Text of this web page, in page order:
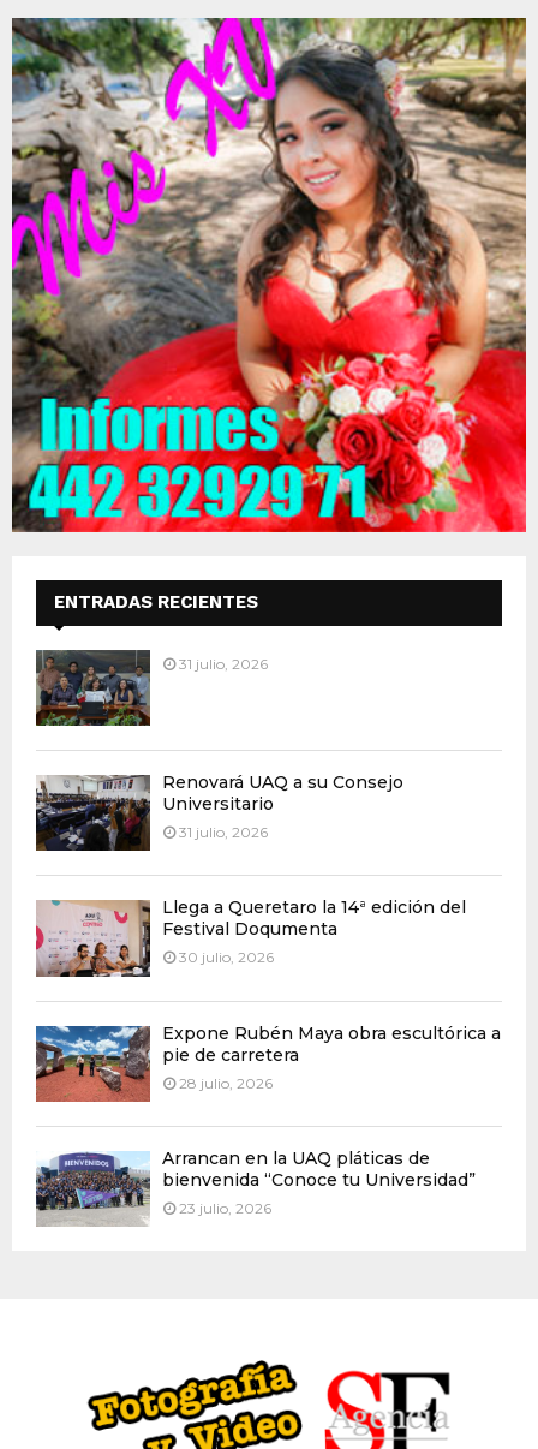
ENTRADAS RECIENTES
31 julio, 2026
Renovará UAQ a su Consejo
Universitario
31 julio, 2026
Llega a Queretaro la 14ª edición del
Festival Doqumenta
30 julio, 2026
Expone Rubén Maya obra escultórica a
pie de carretera
28 julio, 2026
Arrancan en la UAQ pláticas de
bienvenida “Conoce tu Universidad”
23 julio, 2026